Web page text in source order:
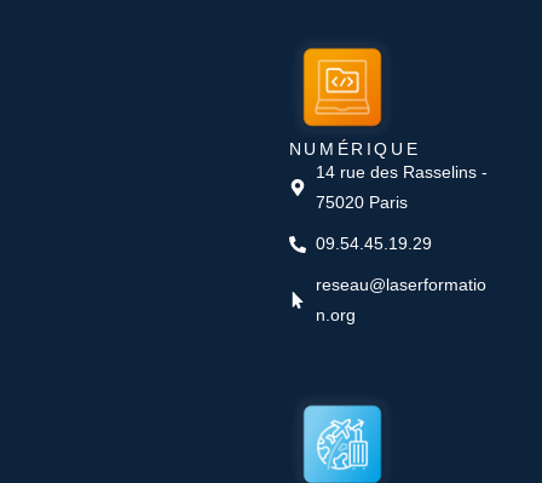
NUMÉRIQUE
14 rue des Rasselins -
75020 Paris
09.54.45.19.29
reseau@laserformatio
n.org